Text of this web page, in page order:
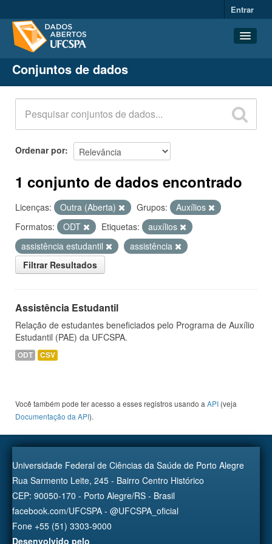
Entrar
Conjuntos de dados
Organizações
Grupos
Sobre
Conjuntos de dados
Ordenar por
1 conjunto de dados encontrado
Licenças: Outra (Aberta) Grupos:
Auxílios
Formatos:
ODT Etiquetas:
auxílios
assistência estudantil
assistência
Filtrar Resultados
Assistência Estudantil
Relação de estudantes beneficiados pelo Programa de Auxílio
Estudantil (PAE) da UFCSPA.
ODT CSV
Você também pode ter acesso a esses registros usando a API (veja
Documentação da API).
Universidade Federal de Ciências da Saúde de Porto Alegre
Rua Sarmento Leite, 245 - Bairro Centro Histórico
CEP: 90050-170 - Porto Alegre/RS - Brasil
facebook.com/UFCSPA - @UFCSPA_oficial
Fone +55 (51) 3303-9000
Desenvolvido pelo